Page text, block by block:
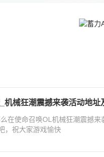
机械狂潮震撼来袭活动地址
在使命召唤OL机械狂潮震撼来
，祝大家游戏愉快